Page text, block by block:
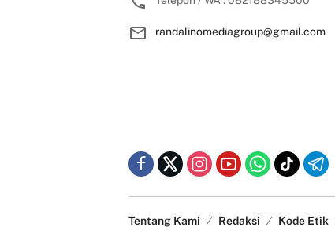
randalinomediagroup@gmail.com
Tentang Kami Redaksi Kode Etik